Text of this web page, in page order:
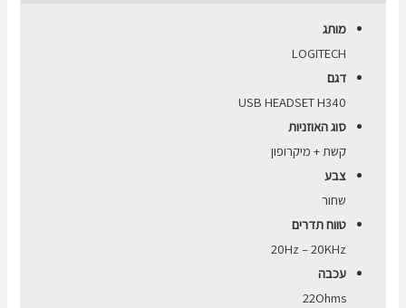
מיקרופון מותג
LOGITECH
דגם
USB HEADSET H340
סוג האוזניות
קשת + מיקרופון
צבע
שחור
טווח תדרים
20Hz – 20KHz
עכבה
22Ohms